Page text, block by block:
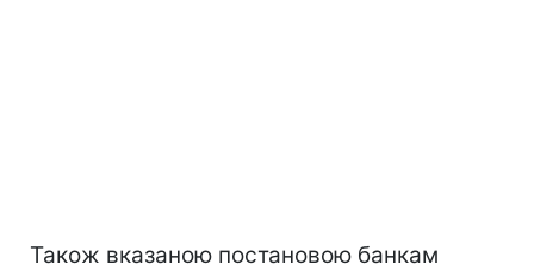
Також вказаною постановою банкам